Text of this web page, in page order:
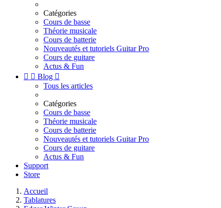
Catégories
Cours de basse
Théorie musicale
Cours de batterie
Nouveautés et tutoriels Guitar Pro
Cours de guitare
Actus & Fun
  Blog 
Tous les articles
Catégories
Cours de basse
Théorie musicale
Cours de batterie
Nouveautés et tutoriels Guitar Pro
Cours de guitare
Actus & Fun
Support
Store
Accueil
Tablatures